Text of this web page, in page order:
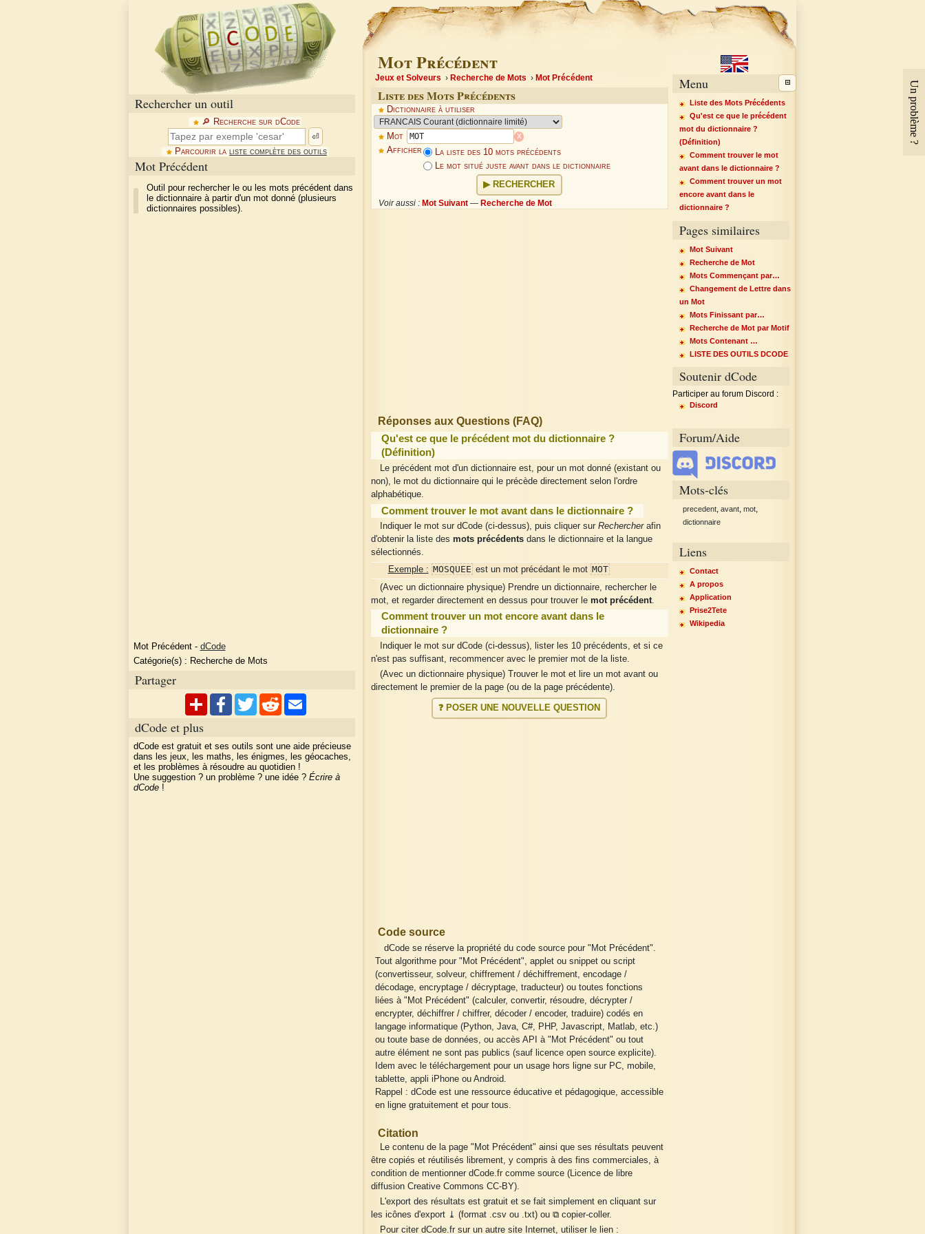
Rechercher un outil
🔎︎ Recherche sur dCode
⏎
Parcourir la liste complète des outils
Mot Précédent
Outil pour rechercher le ou les mots précédent dans
le dictionnaire à partir d'un mot donné (plusieurs
dictionnaires possibles).
Mot Précédent- dCode
Catégorie(s) : Recherche de Mots
Partager
dCode et plus
dCode est gratuit et ses outils sont une aide précieuse
dans les jeux, les maths, les énigmes, les géocaches,
et les problèmes à résoudre au quotidien !
Une suggestion ? un problème ? une idée ? Écrire à
dCode!
Mot Précédent
Jeux et Solveurs Recherche de Mots Mot Précédent
Liste des Mots Précédents
Dictionnaire à utiliser
Mot
x
Afficher
La liste des 10 mots précédents
Le mot situé juste avant dans le dictionnaire
RECHERCHER
Voir aussi : Mot Suivant — Recherche de Mot
Réponses aux Questions (FAQ)
Qu'est ce que le précédent mot du dictionnaire ?
(Définition)
Le précédent mot d'un dictionnaire est, pour un mot donné (existant ou
non), le mot du dictionnaire qui le précède directement selon l'ordre
alphabétique.
Comment trouver le mot avant dans le dictionnaire ?
Indiquer le mot sur dCode (ci-dessus), puis cliquer sur Rechercherafin
d'obtenir la liste des mots précédents dans le dictionnaire et la langue
sélectionnés.
Exemple : MOSQUEEest un mot précédant le mot MOT
(Avec un dictionnaire physique) Prendre un dictionnaire, rechercher le
mot, et regarder directement en dessus pour trouver le mot précédent
Comment trouver un mot encore avant dans le
dictionnaire ?
Indiquer le mot sur dCode (ci-dessus), lister les 10 précédents, et si ce
n'est pas suffisant, recommencer avec le premier mot de la liste.
(Avec un dictionnaire physique) Trouver le mot et lire un mot avant ou
directement le premier de la page (ou de la page précédente).
❓ POSER UNE NOUVELLE QUESTION
Code source
dCode se réserve la propriété du code source pour "Mot Précédent".
Tout algorithme pour "Mot Précédent", applet ou snippet ou script
(convertisseur, solveur, chiffrement / déchiffrement, encodage /
décodage, encryptage / décryptage, traducteur) ou toutes fonctions
liées à "Mot Précédent" (calculer, convertir, résoudre, décrypter /
encrypter, déchiffrer / chiffrer, décoder / encoder, traduire) codés en
langage informatique (Python, Java, C#, PHP, Javascript, Matlab, etc.)
ou toute base de données, ou accès API à "Mot Précédent" ou tout
autre élément ne sont pas publics (sauf licence open source explicite).
Idem avec le téléchargement pour un usage hors ligne sur PC, mobile,
tablette, appli iPhone ou Android.
Rappel : dCode est une ressource éducative et pédagogique, accessible
en ligne gratuitement et pour tous.
Citation
Le contenu de la page "Mot Précédent" ainsi que ses résultats peuvent
être copiés et réutilisés librement, y compris à des fins commerciales, à
condition de mentionner dCode.fr comme source (Licence de libre
diffusion Creative Commons CC-BY).
L'export des résultats est gratuit et se fait simplement en cliquant sur
les icônes d'export ⤓ (format .csv ou .txt) ou ⧉ copier-coller.
Pour citer dCode.fr sur un autre site Internet, utiliser le lien :
Menu
Liste des Mots Précédents
Qu'est ce que le précédent
mot du dictionnaire ?
(Définition)
Comment trouver le mot
avant dans le dictionnaire ?
Comment trouver un mot
encore avant dans le
dictionnaire ?
Pages similaires
Mot Suivant
Recherche de Mot
Mots Commençant par…
Changement de Lettre dans
un Mot
Mots Finissant par…
Recherche de Mot par Motif
Mots Contenant …
LISTE DES OUTILS DCODE
Soutenir dCode
Participer au forum Discord :
Discord
Forum/Aide
Mots-clés
precedent avant mot
dictionnaire
Liens
Contact
A propos
Application
Prise2Tete
Wikipedia
Un problème ?